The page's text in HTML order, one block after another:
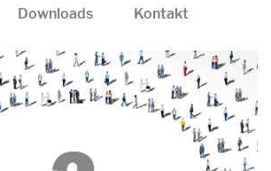
Downloads Kontakt